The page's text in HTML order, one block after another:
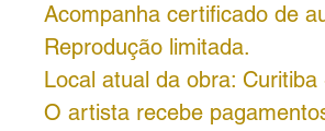
Acompanha certificado de
Reprodução limitada.
Local atual da obra: Curitiba
O artista recebe